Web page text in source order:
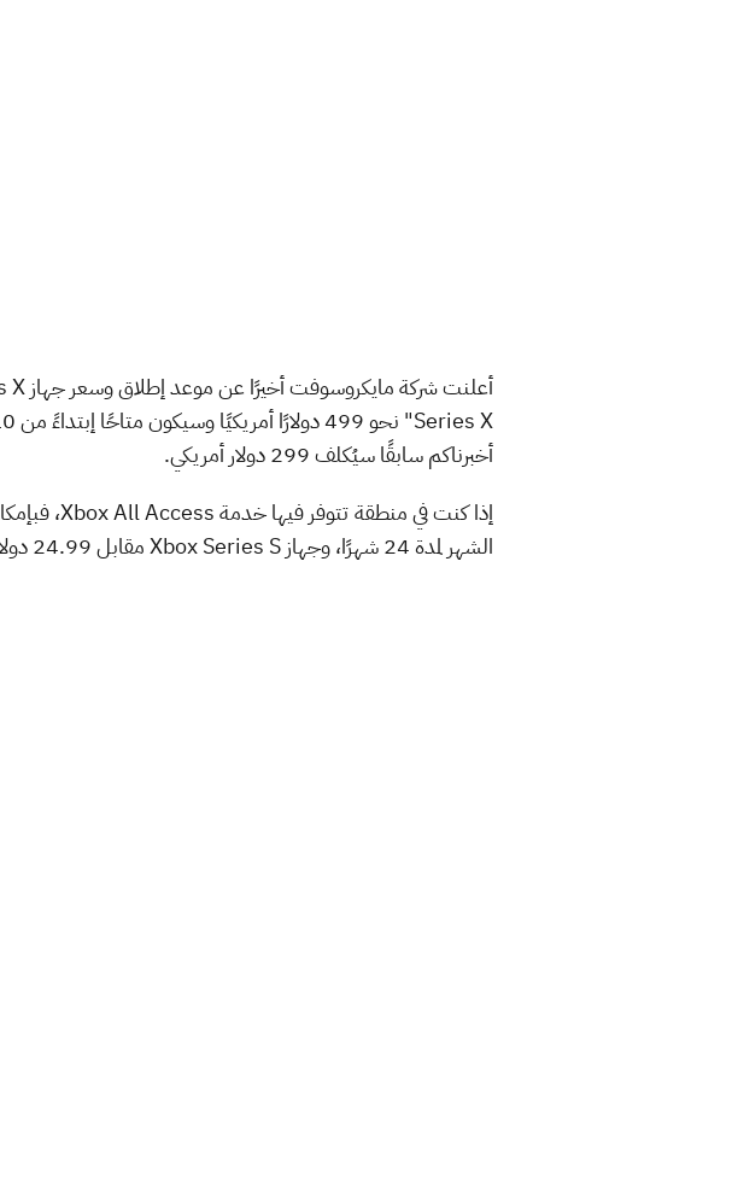
Series X" نحو 499 دولارًا أمريكيًا وسيكون متاحًا إبتداءً من 10 نوفمبر. وسيتم إطلاقه جنبًا إلى جنب مع جهاز
أخبرناكم سابقًا سيُكلف 299 دولار أمريكي.
الشهر لمدة 24 شهرًا، وجهاز Xbox Series S مقابل 24.99 دولار أمريكي لمدة 24 شهرًا، وبعد ذلك سيكون الجهاز ملكك.